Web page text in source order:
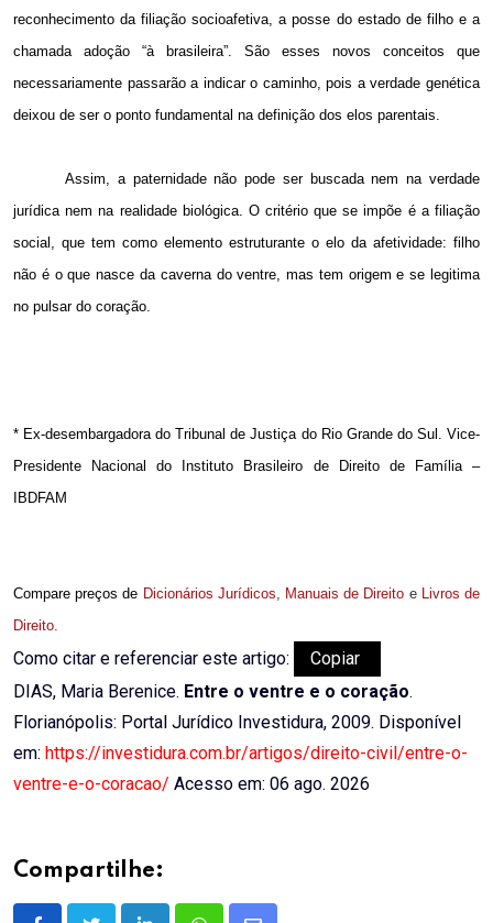
reconhecimento da filiação socioafetiva, a posse do estado de filho e a
chamada adoção “à brasileira”. São esses novos conceitos que
necessariamente passarão a indicar o caminho, pois a verdade genética
deixou de ser o ponto fundamental na definição dos elos parentais.
Assim, a paternidade não pode ser buscada nem na verdade
jurídica nem na realidade biológica. O critério que se impõe é a filiação
social, que tem como elemento estruturante o elo da afetividade: filho
não é o que nasce da caverna do ventre, mas tem origem e se legitima
no pulsar do coração.
* Ex-desembargadora do Tribunal de Justiça do Rio Grande do Sul. Vice-
Presidente Nacional do Instituto Brasileiro de Direito de Família –
IBDFAM
Compare preços de Dicionários Jurídicos, Manuais de Direito e Livros de
Direito.
Como citar e referenciar este artigo:
Copiar
DIAS, Maria Berenice. Entre o ventre e o coração.
Florianópolis: Portal Jurídico Investidura, 2009. Disponível
em: https://investidura.com.br/artigos/direito-civil/entre-o-
ventre-e-o-coracao/ Acesso em: 06 ago. 2026
Compartilhe: